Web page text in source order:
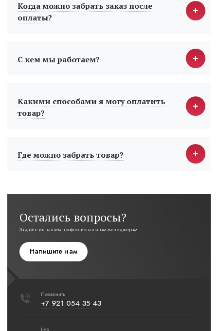
Когда можно забрать заказ после
оплаты?
С кем мы работаем?
Какими способами я могу оплатить
товар?
Где можно забрать товар?
Остались вопросы?
Задайте их нашим профессиональным менеджерам
Напишите нам
Позвонить
+7 921 054 35 43
Jivo